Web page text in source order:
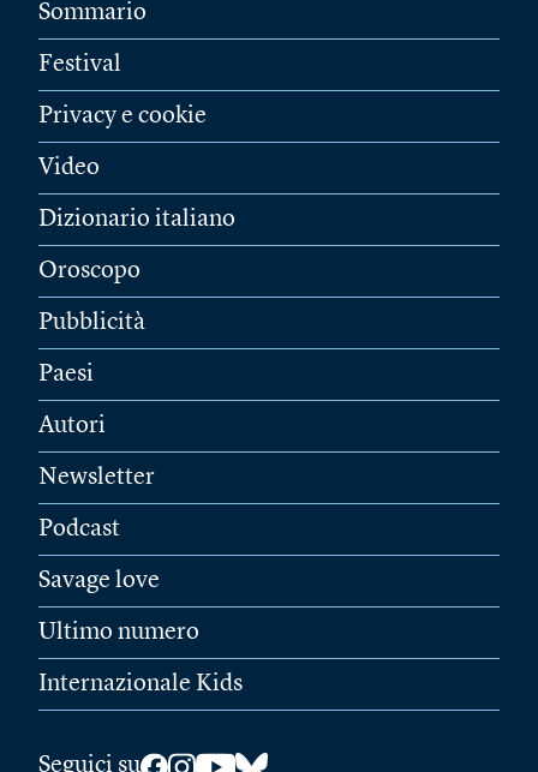
Sommario
Festival
Privacy e cookie
Video
Dizionario italiano
Oroscopo
Pubblicità
Paesi
Autori
Newsletter
Podcast
Savage love
Ultimo numero
Internazionale Kids
Seguici su